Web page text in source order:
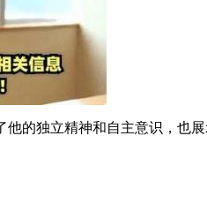
的独立精神和自主意识，也